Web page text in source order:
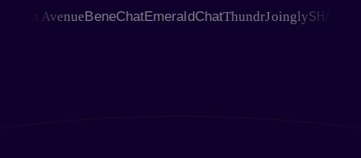
AvenueBeneChatEmeraldChatThundrJoinglySHAGLE